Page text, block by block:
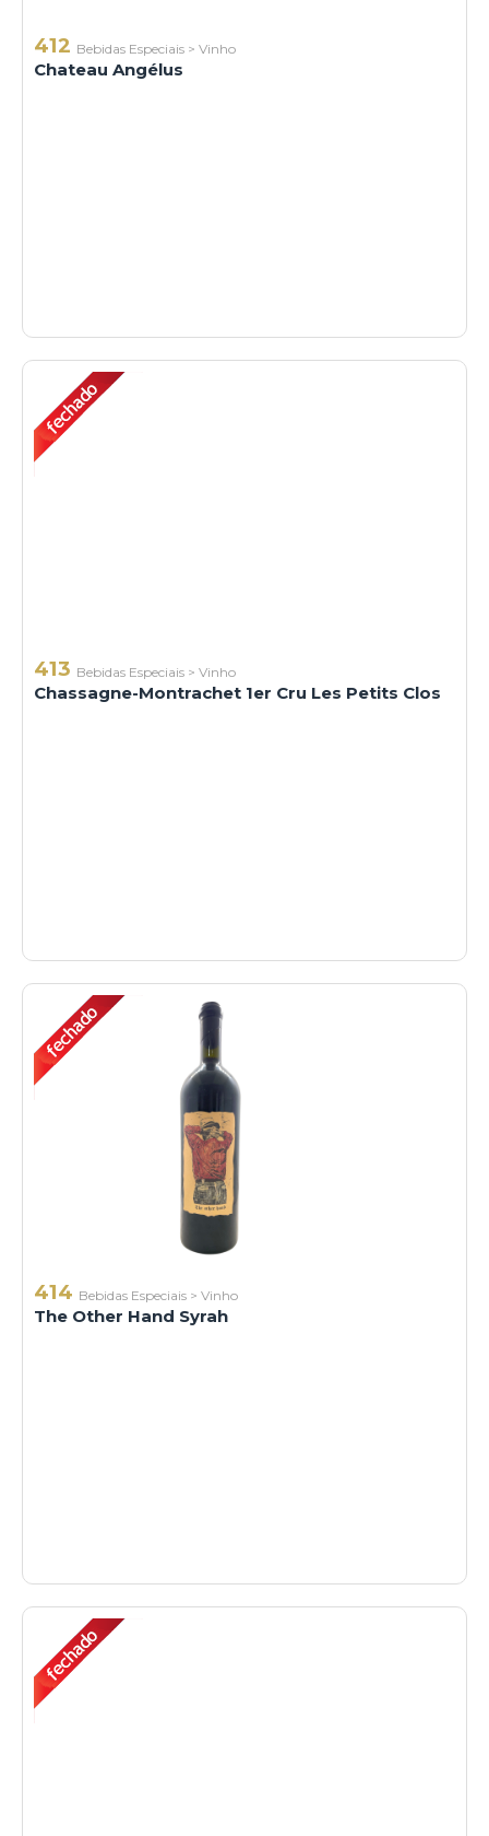
412 Bebidas Especiais > Vinho
Chateau Angélus
413 Bebidas Especiais > Vinho
Chassagne-Montrachet 1er Cru Les Petits Clos
414 Bebidas Especiais > Vinho
The Other Hand Syrah